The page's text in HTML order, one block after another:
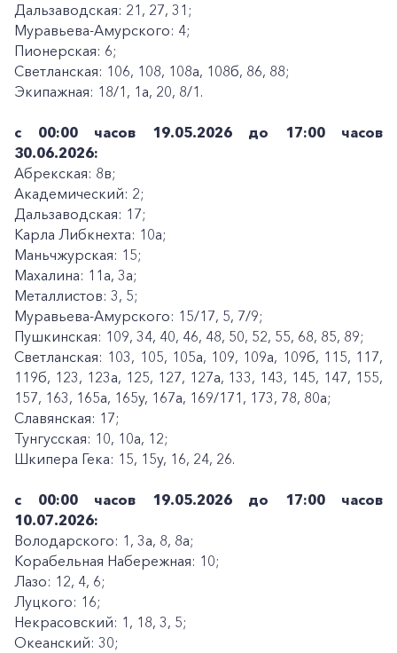
Дальзаводская: 21, 27, 31;
Муравьева-Амурского: 4;
Пионерская: 6;
Светланская: 106, 108, 108а, 108б, 86, 88;
Экипажная: 18/1, 1а, 20, 8/1.
с 00:00 часов 19.05.2026 до 17:00 часов
30.06.2026:
Абрекская: 8в;
Академический: 2;
Дальзаводская: 17;
Карла Либкнехта: 10а;
Маньчжурская: 15;
Махалина: 11а, 3а;
Металлистов: 3, 5;
Муравьева-Амурского: 15/17, 5, 7/9;
Пушкинская: 109, 34, 40, 46, 48, 50, 52, 55, 68, 85, 89;
Светланская: 103, 105, 105а, 109, 109а, 109б, 115, 117,
119б, 123, 123а, 125, 127, 127а, 133, 143, 145, 147, 155,
157, 163, 165а, 165у, 167а, 169/171, 173, 78, 80а;
Славянская: 17;
Тунгусская: 10, 10а, 12;
Шкипера Гека: 15, 15у, 16, 24, 26.
с 00:00 часов 19.05.2026 до 17:00 часов
10.07.2026:
Володарского: 1, 3а, 8, 8а;
Корабельная Набережная: 10;
Лазо: 12, 4, 6;
Луцкого: 16;
Некрасовский: 1, 18, 3, 5;
Океанский: 30;